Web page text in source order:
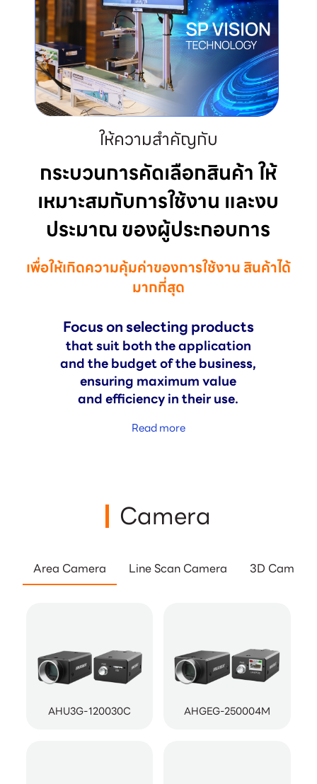
ให้ความสำคัญกับ
กระบวนการคัดเลือกสินค้า ให้
เหมาะสมกับการใช้งาน และงบ
ประมาณ ของผู้ประกอบการ
เพื่อให้เกิดความคุ้มค่าของการใช้งาน สินค้าได้
มากที่สุด
Focus on selecting products
that suit both the application
and the budget of the business,
ensuring maximum value
and efficiency in their use.
Read more
Camera
Area Camera Line Scan Camera 3D Camera
AHU3G-120030C AHGEG-250004M